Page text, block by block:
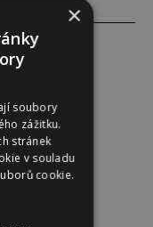
×
soubory
zážitku.
stránek
v souladu
cookie.